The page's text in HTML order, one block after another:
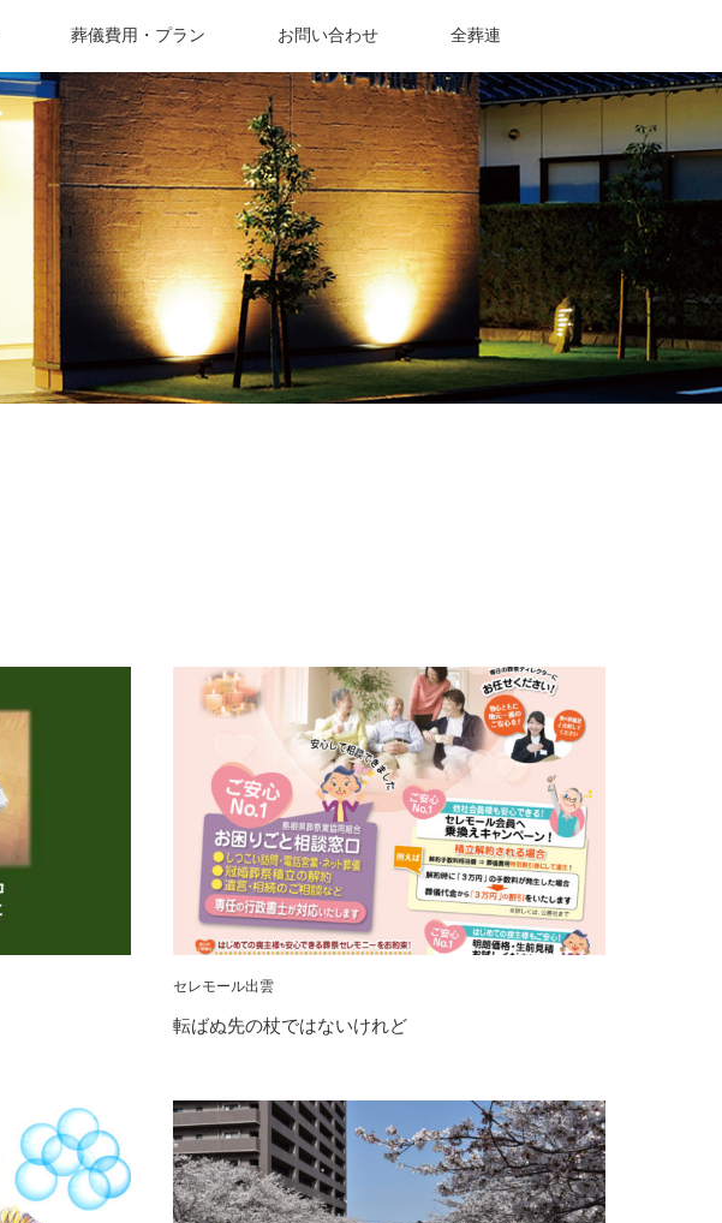
葬儀費用・プラン お問い合わせ 全葬連
セレモール出雲
転ばぬ先の杖ではないけれど